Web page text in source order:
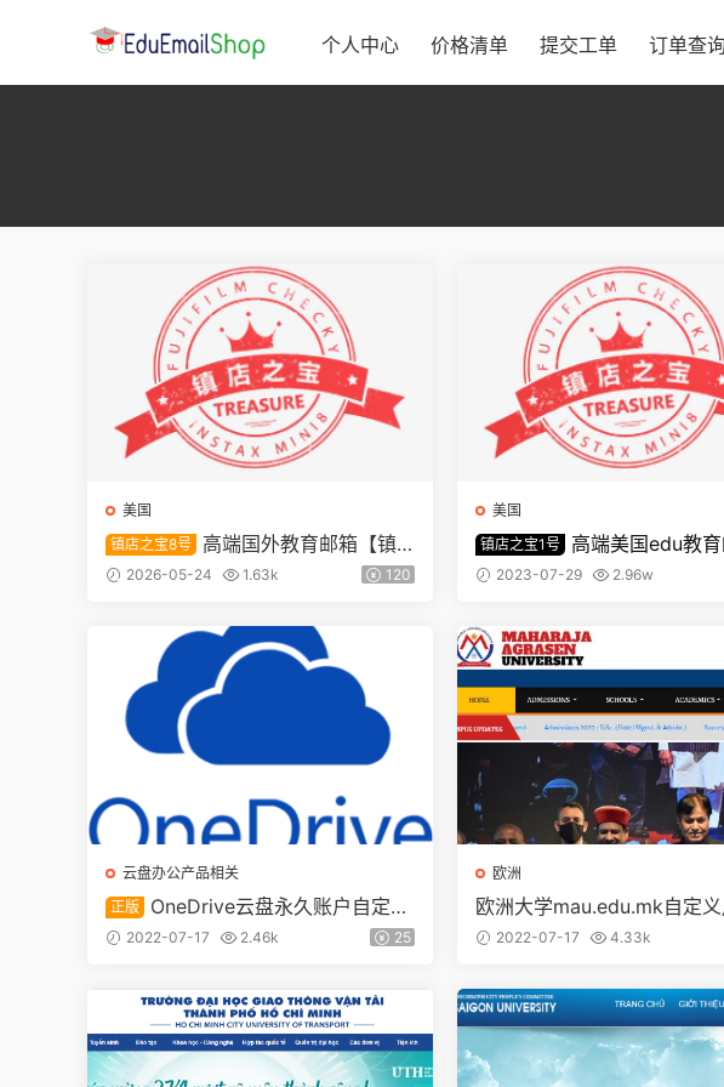
个人中心 价格清单 提交工单 订单查询
美国
镇店之宝8号
高端国外教育邮箱【镇
店之宝8号】
2026-05-24 1.63k 120
美国
镇店之宝1号
高端美国edu教
【镇店之宝1号】
2023-07-29 2.96w
云盘办公产品相关
正版
OneDrive云盘永久账户自定义
用户名
2022-07-17 2.46k 25
欧洲
欧洲大学mau.edu.mk自定
2022-07-17 4.33k